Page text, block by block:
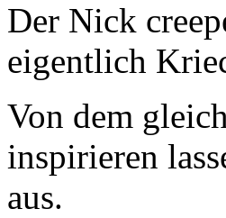
Der Nick
eigentlich
Von dem
inspirieren
aus.